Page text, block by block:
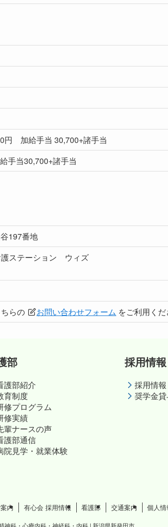
円 加給手当 30,700+諸手当
手当30,700+諸手当
197番地
ステーション ウィズ
らの
お問い合わせフォーム をご利用くだ
部
護部紹介
育制度
修プログラム
修実績
輩ナースの声
護部通信
院見学・就業体験
採用情報
採用情報
奨学金
内 有心会 採用情報 看護部 交通案内 個人
神科・心療内科・神経科・内科 | 新潟県新発田市